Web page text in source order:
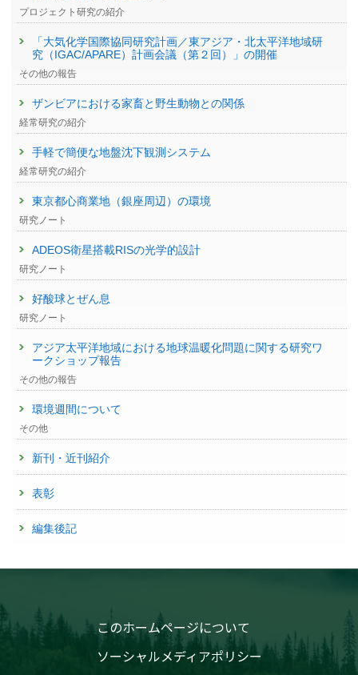
プロジェクト研究の紹介
「大気化学国際協同研究計画／東アジア・北太平洋地域研
究（IGAC/APARE）計画会議（第２回）」の開催
その他の報告
ザンビアにおける家畜と野生動物との関係
経常研究の紹介
手軽で簡便な地盤沈下観測システム
経常研究の紹介
東京都心商業地（銀座周辺）の環境
研究ノート
ADEOS衛星搭載RISの光学的設計
研究ノート
好酸球とぜん息
研究ノート
アジア太平洋地域における地球温暖化問題に関する研究ワ
ークショップ報告
その他の報告
環境週間について
その他
新刊・近刊紹介
表彰
編集後記
このホームページについて
ソーシャルメディアポリシー